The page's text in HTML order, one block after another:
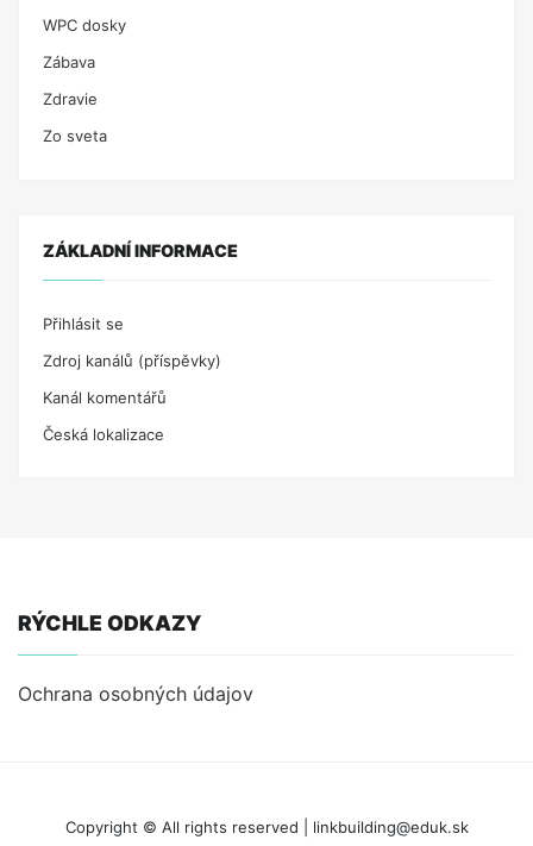
WPC dosky
Zábava
Zdravie
Zo sveta
ZÁKLADNÍ INFORMACE
Přihlásit se
Zdroj kanálů (příspěvky)
Kanál komentářů
Česká lokalizace
RÝCHLE ODKAZY
Ochrana osobných údajov
Copyright © All rights reserved | linkbuilding@eduk.sk